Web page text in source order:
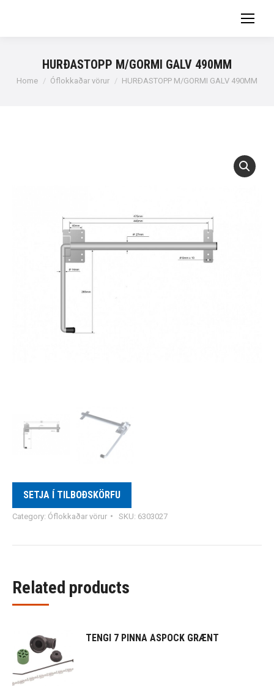
HURÐASTOPP M/GORMI GALV 490MM
You are here:
Home Óflokkaðar vörur HURÐASTOPP M/GORMI GALV 490MM
SETJA Í TILBOÐSKÖRFU
Category: Óflokkaðar vörur SKU: 6303027
Related products
TENGI 7 PINNA ASPOCK GRÆNT